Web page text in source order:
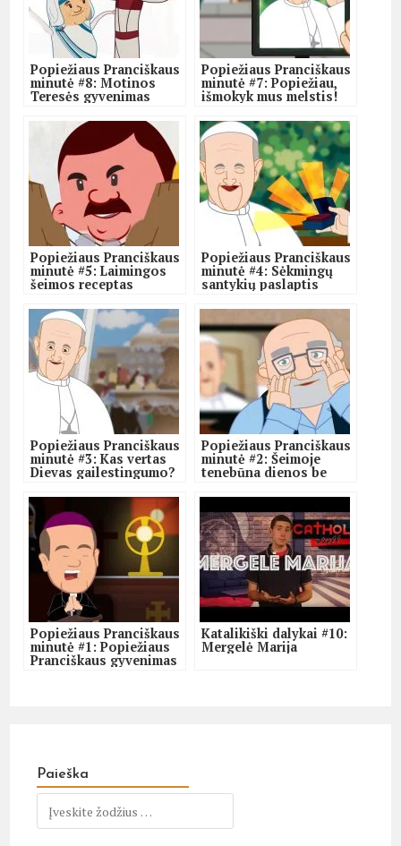
Popiežiaus Pranciškaus
minutė #8: Motinos
Teresės gyvenimas
Popiežiaus Pranciškaus
minutė #7: Popiežiau,
išmokyk mus melstis!
Popiežiaus Pranciškaus
minutė #5: Laimingos
šeimos receptas
Popiežiaus Pranciškaus
minutė #4: Sėkmingų
santykių paslaptis
Popiežiaus Pranciškaus
minutė #3: Kas vertas
Dievas gailestingumo?
Popiežiaus Pranciškaus
minutė #2: Šeimoje
tenebūna dienos be
Popiežiaus Pranciškaus
minutė #1: Popiežiaus
Pranciškaus gyvenimas
Katalikiški dalykai #10:
Mergelė Marija
Paieška